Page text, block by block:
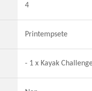
4
Printempsete
- 1 x Kayak